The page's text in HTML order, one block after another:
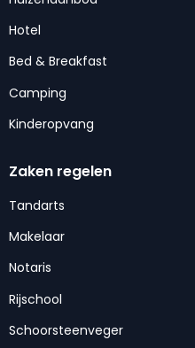
Hotel
Bed & Breakfast
Camping
Kinderopvang
Zaken regelen
Tandarts
Makelaar
Notaris
Rijschool
Schoorsteenveger